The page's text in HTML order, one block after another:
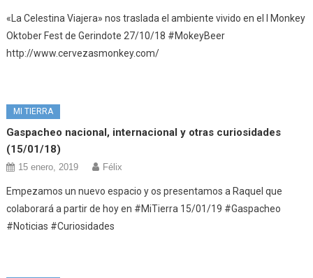
«La Celestina Viajera» nos traslada el ambiente vivido en el I Monkey
Oktober Fest de Gerindote 27/10/18 #MokeyBeer
http://www.cervezasmonkey.com/
MI TIERRA
Gaspacheo nacional, internacional y otras curiosidades
(15/01/18)
15 enero, 2019 Félix
Empezamos un nuevo espacio y os presentamos a Raquel que
colaborará a partir de hoy en #MiTierra 15/01/19 #Gaspacheo
#Noticias #Curiosidades